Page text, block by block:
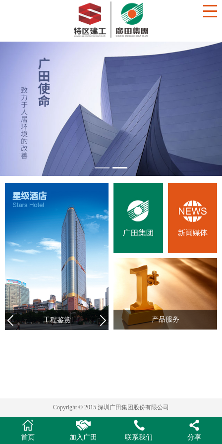
工程鉴赏 产品服务
Copyright © 2015 深圳广田集团股份有限公司
首页 加入广田 联系我们 分享